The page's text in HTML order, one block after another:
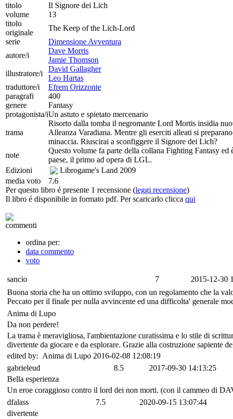
titolo
Il Signore dei Lich
volume
13
titolo
originale
The Keep of the Lich-Lord
serie
Dimensione Avventura
autore/i
Dave Morris
Jamie Thomson
illustratore/i
David Gallagher
Leo Hartas
traduttore/i
Efrem Orizzonte
paragrafi
400
genere
Fantasy
protagonista/iUn astuto e spietato mercenario
trama
Risorto dalla tomba il negromante Lord Mortis insidia
Alleanza Varadiana. Mentre gli eserciti alleati si
minaccia. Riuscirai a sconfiggere il Signore dei Lich?
note
Questo volume fa parte della collana Fighting Fantasy
paese, il primo ad opera di LGL.
Edizioni
Librogame's Land 2009
media voto
7.6
Per questo libro é presente 1 recensione (leggi recensione)
Il libro é disponibile in formato pdf. Per scaricarlo clicca qui
commenti
ordina per:
data commento
voto
sancio 7
2015-12-30
Buona storia che ha un ottimo sviluppo, con un regolamento che la
Peccato per il finale per nulla avvincente ed una difficolta' generale
Anima di Lupo
Da non perdere!
La trama è meravigliosa, l'ambientazione curatissima e lo stile di
divertente da giocare e da esplorare. Grazie alla costruzione
edited by: Anima di Lupo 2016-02-08 12:08:19
gabrieleud
8.5
2017-09-30 14:13:25
Bella esperienza
Un eroe coraggioso contro il lord dei non morti. (con il cammeo di
dfalass
7.5
2020-09-15 13:07:44
divertente